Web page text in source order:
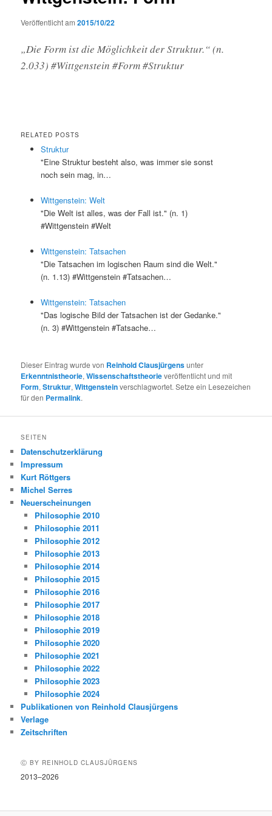
Veröffentlicht am2015/10/22
„Die Form ist die Möglichkeit der Struktur.“ (n.
2.033) #Wittgenstein #Form #Struktur
RELATED POSTS
Struktur
"Eine Struktur besteht also, was immer sie sonst
noch sein mag, in…
Wittgenstein: Welt
"Die Welt ist alles, was der Fall ist." (n. 1)
#Wittgenstein #Welt
Wittgenstein: Tatsachen
"Die Tatsachen im logischen Raum sind die Welt."
(n. 1.13) #Wittgenstein #Tatsachen…
Wittgenstein: Tatsachen
"Das logische Bild der Tatsachen ist der Gedanke."
(n. 3) #Wittgenstein #Tatsache…
Dieser Eintrag wurde von Reinhold Clausjürgensunter
Erkenntnistheorie,Wissenschaftstheorieveröffentlicht und mit
Form,Struktur,Wittgensteinverschlagwortet. Setze ein Lesezeichen
für den Permalink.
SEITEN
Datenschutzerklärung
Impressum
Kurt Röttgers
Michel Serres
Neuerscheinungen
Philosophie 2010
Philosophie 2011
Philosophie 2012
Philosophie 2013
Philosophie 2014
Philosophie 2015
Philosophie 2016
Philosophie 2017
Philosophie 2018
Philosophie 2019
Philosophie 2020
Philosophie 2021
Philosophie 2022
Philosophie 2023
Philosophie 2024
Publikationen von Reinhold Clausjürgens
Verlage
Zeitschriften
Ⓒ BY REINHOLD CLAUSJÜRGENS
2013–2026